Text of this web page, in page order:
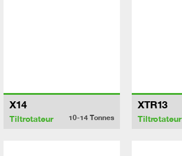
X14
Tiltrotateur 10-14Tonnes
XTR13
Tiltrotateur